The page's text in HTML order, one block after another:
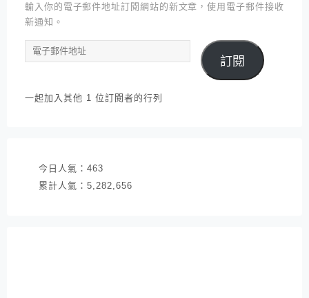
輸入你的電子郵件地址訂閱網站的新文章，使用電子郵件接收
新通知。
電
子
件
訂閱
一起加入其他 1 位訂閱者的行列
今日人氣： 463
累計人氣： 5,282,656